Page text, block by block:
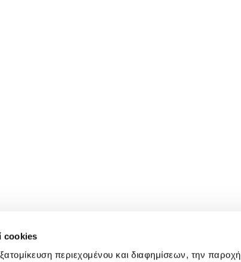
cookies
περιεχομένου και διαφημίσεων, την παροχή